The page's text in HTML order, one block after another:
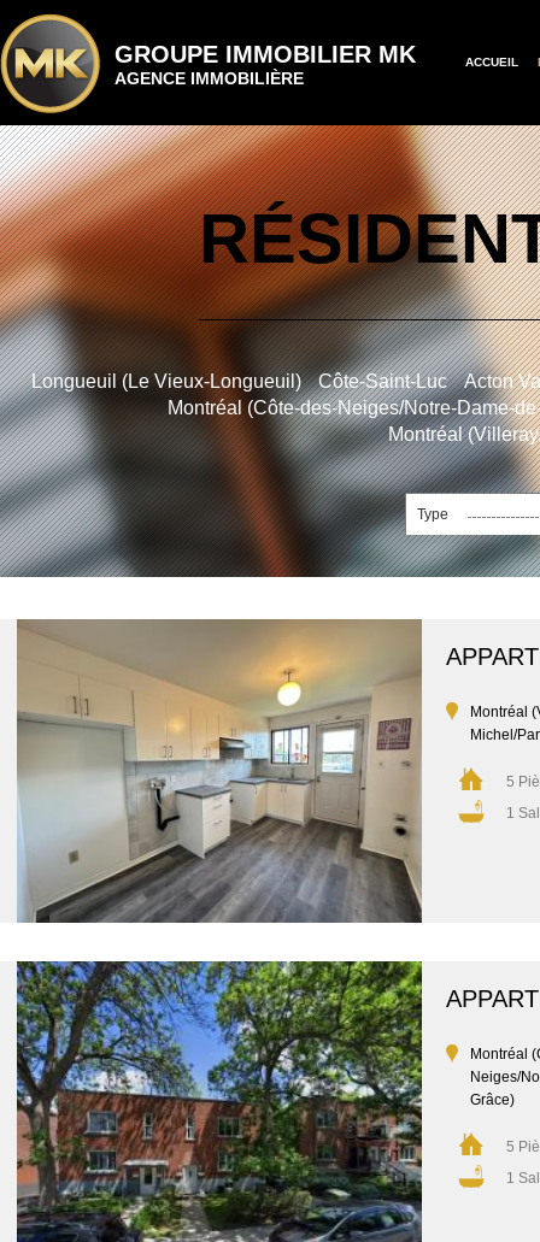
GROUPE IMMOBILIER MK
AGENCE IMMOBILIÈRE
ACCUEIL
Longueuil (Le Vieux-Longueuil) Côte-Saint-Luc
Acton
Montréal (Côte-des-Neiges/Notre-Dame-
Montréal
Type
Montréal
Michel/
5
1
Montréal
Neiges/
Grâce)
5
1